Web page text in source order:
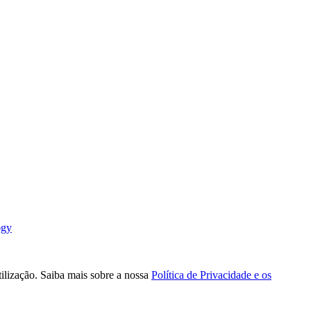
Saiba mais sobre a nossa Política de Privacidade e os